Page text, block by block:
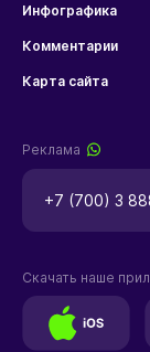
Инфографика
Комментарии
Карта сайта
Реклама
+7 (700) 3
Скачать наше